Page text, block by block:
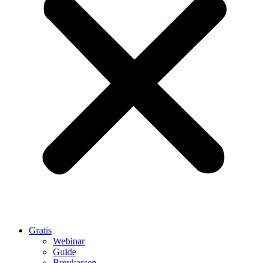
Gratis
Webinar
Guide